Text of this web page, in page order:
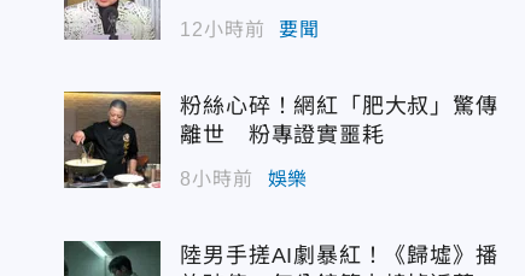
佳青回應了
12小時前 要聞
粉絲心碎！網紅「肥大叔」驚傳
離世 粉專證實噩耗
8小時前 娛樂
陸男手搓AI劇暴紅！《歸墟》播